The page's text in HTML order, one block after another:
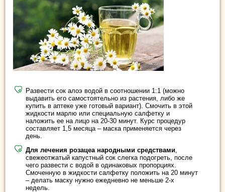
Развести сок алоэ водой в соотношении 1:1 (можно
выдавить его самостоятельно из растения, либо же
купить в аптеке уже готовый вариант). Смочить в этой
жидкости марлю или специальную салфетку и
наложить ее на лицо на 20-30 минут. Курс процедур
составляет 1,5 месяца – маска применяется через
день.
Для лечения розацеа народными средствами,
свежеотжатый капустный сок слегка подогреть, после
чего развести с водой в одинаковых пропорциях.
Смоченную в жидкости салфетку положить на 20 минут
– делать маску нужно ежедневно не меньше 2-х
недель.